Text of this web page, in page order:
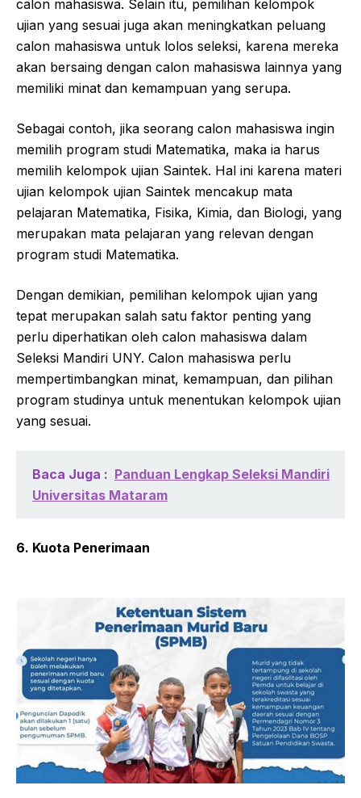
calon mahasiswa. Selain itu, pemilihan kelompok
ujian yang sesuai juga akan meningkatkan peluang
calon mahasiswa untuk lolos seleksi, karena mereka
akan bersaing dengan calon mahasiswa lainnya yang
memiliki minat dan kemampuan yang serupa.
Sebagai contoh, jika seorang calon mahasiswa ingin
memilih program studi Matematika, maka ia harus
memilih kelompok ujian Saintek. Hal ini karena materi
ujian kelompok ujian Saintek mencakup mata
pelajaran Matematika, Fisika, Kimia, dan Biologi, yang
merupakan mata pelajaran yang relevan dengan
program studi Matematika.
Dengan demikian, pemilihan kelompok ujian yang
tepat merupakan salah satu faktor penting yang
perlu diperhatikan oleh calon mahasiswa dalam
Seleksi Mandiri UNY. Calon mahasiswa perlu
mempertimbangkan minat, kemampuan, dan pilihan
program studinya untuk menentukan kelompok ujian
yang sesuai.
Baca Juga : Panduan Lengkap Seleksi Mandiri
Universitas Mataram
6. Kuota Penerimaan